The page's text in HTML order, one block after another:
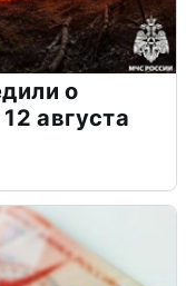
о
августа